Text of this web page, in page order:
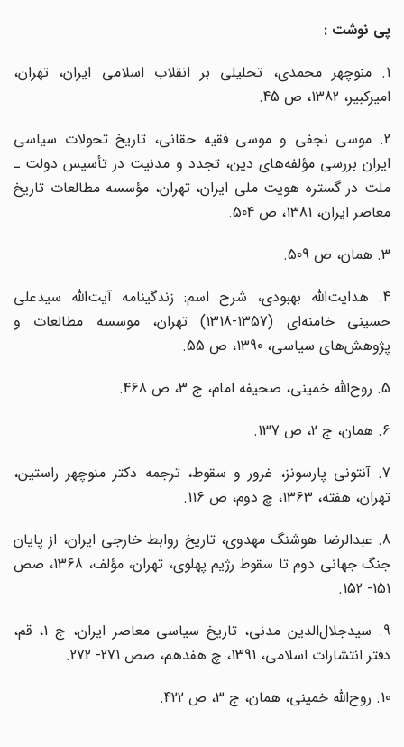
پی نوشت :
1. منوچهر محمدی، تحلیلی بر انقلاب اسلامی ایران، تهران،
امیرکبیر، 1382، ص 45.
2. موسی نجفی و موسی فقیه حقانی، تاریخ تحولات سیاسی
ایران بررسی مؤلفه‌های دین، تجدد و مدنیت در تأسیس دولت ـ
ملت در گستره هویت ملی ایران، تهران، مؤسسه مطالعات تاریخ
معاصر ایران، 1381، ص 504.
4. هدایت‌الله بهبودی، شرح اسم: زندگینامه آیت‌الله سیدعلی
حسینی خامنه‌ای (1357-1318) تهران، موسسه مطالعات و
پژوهش‌های سیاسی، 1390، ص 55.
7. آنتونی پارسونز، غرور و سقوط، ترجمه دکتر منوچهر راستین،
تهران، هفته، 1363، چ دوم، ص 116.
8. عبدالرضا هوشنگ مهدوی، تاریخ روابط خارجی ایران، از پایان
جنگ جهانی دوم تا سقوط رژیم پهلوی، تهران، مؤلف، 1368، صص
151- 152.
9. سیدجلال‌الدین مدنی، تاریخ سیاسی معاصر ایران، ج 1، قم،
دفتر انتشارات اسلامی، 1391، چ هفدهم، صص 271- 272.